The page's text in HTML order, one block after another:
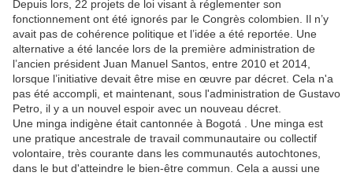
Depuis lors, 22 projets de loi visant à réglementer son
fonctionnement ont été ignorés par le Congrès colombien. Il n’y
avait pas de cohérence politique et l’idée a été reportée. Une
alternative a été lancée lors de la première administration de
l’ancien président Juan Manuel Santos, entre 2010 et 2014,
lorsque l’initiative devait être mise en œuvre par décret. Cela n'a
pas été accompli, et maintenant, sous l'administration de Gustavo
Petro, il y a un nouvel espoir avec un nouveau décret.
Une minga indigène était cantonnée à Bogotá . Une minga est
une pratique ancestrale de travail communautaire ou collectif
volontaire, très courante dans les communautés autochtones,
dans le but d'atteindre le bien-être commun. Cela a aussi une